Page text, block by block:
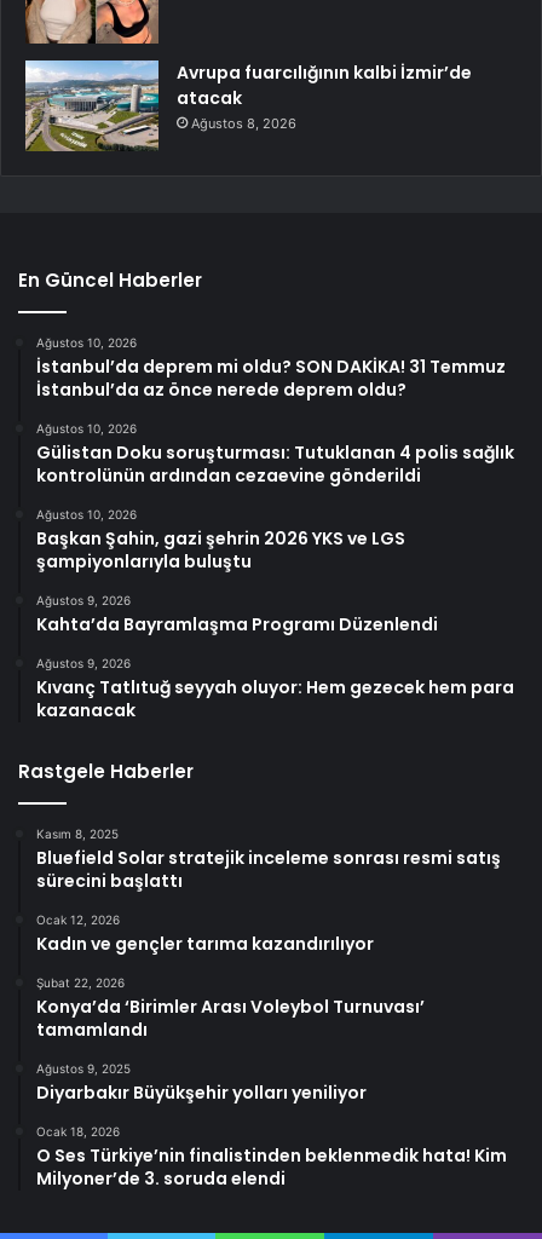
Avrupa fuarcılığının kalbi İzmir’de
atacak
Ağustos 8, 2026
En Güncel Haberler
Ağustos 10, 2026
İstanbul’da deprem mi oldu? SON DAKİKA! 31 Temmuz
İstanbul’da az önce nerede deprem oldu?
Ağustos 10, 2026
Gülistan Doku soruşturması: Tutuklanan 4 polis sağlık
kontrolünün ardından cezaevine gönderildi
Ağustos 10, 2026
Başkan Şahin, gazi şehrin 2026 YKS ve LGS
şampiyonlarıyla buluştu
Ağustos 9, 2026
Kahta’da Bayramlaşma Programı Düzenlendi
Ağustos 9, 2026
Kıvanç Tatlıtuğ seyyah oluyor: Hem gezecek hem para
kazanacak
Rastgele Haberler
Kasım 8, 2025
Bluefield Solar stratejik inceleme sonrası resmi satış
sürecini başlattı
Ocak 12, 2026
Kadın ve gençler tarıma kazandırılıyor
Şubat 22, 2026
Konya’da ‘Birimler Arası Voleybol Turnuvası’
tamamlandı
Ağustos 9, 2025
Diyarbakır Büyükşehir yolları yeniliyor
Ocak 18, 2026
O Ses Türkiye’nin finalistinden beklenmedik hata! Kim
Milyoner’de 3. soruda elendi